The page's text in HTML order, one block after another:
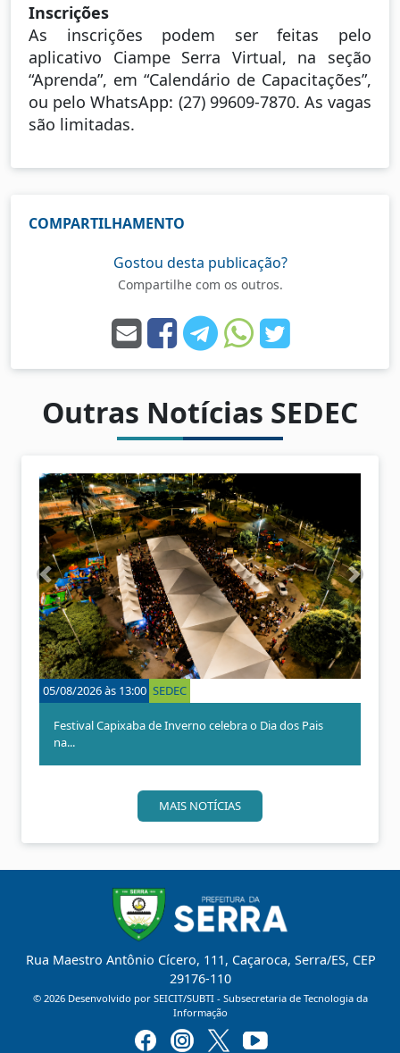
Inscrições
As inscrições podem ser feitas pelo
aplicativo Ciampe Serra Virtual, na seção
“Aprenda”, em “Calendário de Capacitações”,
ou pelo WhatsApp: (27) 99609-7870. As vagas
são limitadas.
COMPARTILHAMENTO
Gostou desta publicação?
Compartilhe com os outros.
Outras Notícias SEDEC
05/08/2026 às 13:00 SEDEC
Festival Capixaba de Inverno celebra o Dia dos Pais
na...
A
n
t
e
r
i
o
r
P
r
ó
x
i
m
o
MAIS NOTÍCIAS
Rua Maestro Antônio Cícero, 111, Caçaroca, Serra/ES, CEP
29176-110
© 2026 Desenvolvido por SEICIT/SUBTI - Subsecretaria de Tecnologia da
Informação